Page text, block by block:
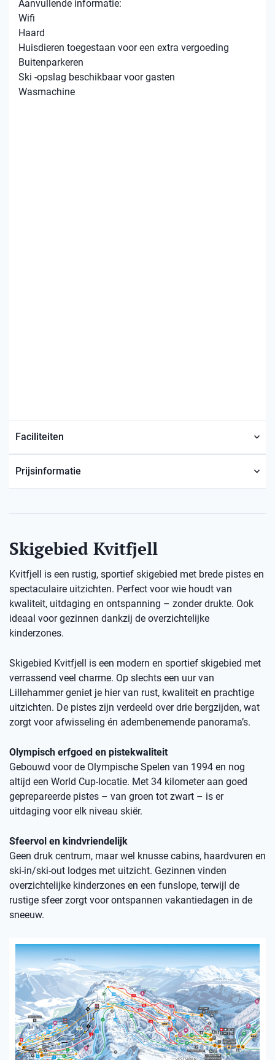
Aanvullende informatie:
Wifi
Haard
Huisdieren toegestaan ​​voor een extra vergoeding
Buitenparkeren
Ski -opslag beschikbaar voor gasten
Wasmachine
Faciliteiten
Prijsinformatie
Skigebied Kvitfjell
Kvitfjell is een rustig, sportief skigebied met brede pistes en
spectaculaire uitzichten. Perfect voor wie houdt van
kwaliteit, uitdaging en ontspanning – zonder drukte. Ook
ideaal voor gezinnen dankzij de overzichtelijke
kinderzones.
Skigebied Kvitfjell is een modern en sportief skigebied met
verrassend veel charme. Op slechts een uur van
Lillehammer geniet je hier van rust, kwaliteit en prachtige
uitzichten. De pistes zijn verdeeld over drie bergzijden, wat
zorgt voor afwisseling én adembenemende panorama’s.
Olympisch erfgoed en pistekwaliteit
Gebouwd voor de Olympische Spelen van 1994 en nog
altijd een World Cup-locatie. Met 34 kilometer aan goed
geprepareerde pistes – van groen tot zwart – is er
uitdaging voor elk niveau skiër.
Sfeervol en kindvriendelijk
Geen druk centrum, maar wel knusse cabins, haardvuren en
ski-in/ski-out lodges met uitzicht. Gezinnen vinden
overzichtelijke kinderzones en een funslope, terwijl de
rustige sfeer zorgt voor ontspannen vakantiedagen in de
sneeuw.